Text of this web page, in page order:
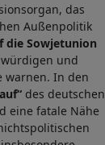
das
Außenpolitik
die Sowjetunion
und
warnen. In den
des deutschen
eine fatale Nähe